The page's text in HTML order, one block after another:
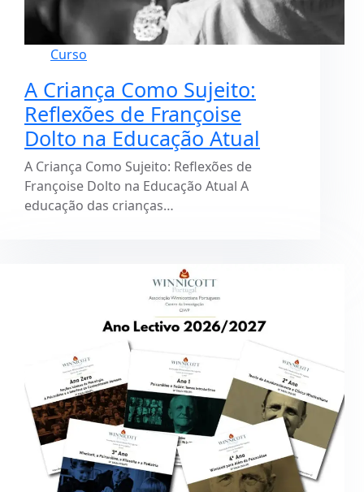
Curso
A Criança Como Sujeito:
Reflexões de Françoise
Dolto na Educação Atual
A Criança Como Sujeito: Reflexões de
Françoise Dolto na Educação Atual A
educação das crianças…